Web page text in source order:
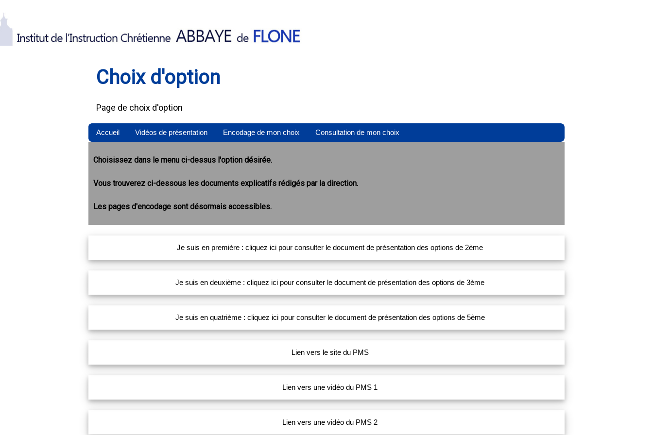
Choix d'option
Page de choix d'option
Accueil Vidéos de présentation Encodage de mon choix Consultation de mon choix
Choisissez dans le menu ci-dessus l'option désirée.
Vous trouverez ci-dessous les documents explicatifs rédigés par la direction.
Les pages d'encodage sont désormais accessibles.
Je suis en première : cliquez ici pour consulter le document de présentation des options de 2ème
Je suis en deuxième : cliquez ici pour consulter le document de présentation des options de 3ème
Je suis en quatrième : cliquez ici pour consulter le document de présentation des options de 5ème
Lien vers le site du PMS
Lien vers une vidéo du PMS 1
Lien vers une vidéo du PMS 2